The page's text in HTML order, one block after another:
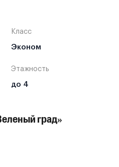
Класс
Эконом
Этажность
до 4
град»